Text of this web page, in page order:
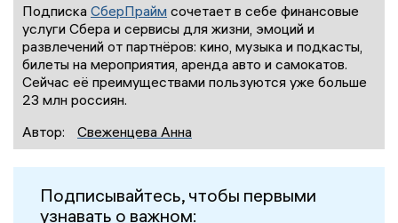
Подписка СберПрайм сочетает в себе финансовые
услуги Сбера и сервисы для жизни, эмоций и
развлечений от партнёров: кино, музыка и подкасты,
билеты на мероприятия, аренда авто и самокатов.
Сейчас её преимуществами пользуются уже больше
23 млн россиян.
Автор:
Свеженцева Анна
Подписывайтесь, чтобы первыми
узнавать о важном: